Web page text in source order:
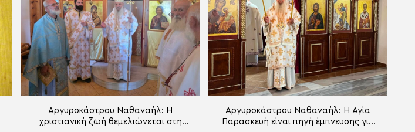
Αργυροκάστρου Ναθαναήλ: Η
χριστιανική ζωή θεμελιώνεται στη
Αργυροκάστρου Ναθαναήλ: Η Αγία
Παρασκευή είναι πηγή έμπνευσης για